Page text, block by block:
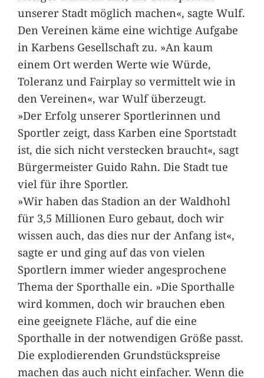
unserer Stadt möglich machen«, sagte Wulf.
Den Vereinen käme eine wichtige Aufgabe
in Karbens Gesellschaft zu. »An kaum
einem Ort werden Werte wie Würde,
Toleranz und Fairplay so vermittelt wie in
den Vereinen«, war Wulf überzeugt.
»Der Erfolg unserer Sportlerinnen und
Sportler zeigt, dass Karben eine Sportstadt
ist, die sich nicht verstecken braucht«, sagt
Bürgermeister Guido Rahn. Die Stadt tue
viel für ihre Sportler.
»Wir haben das Stadion an der Waldhohl
für 3,5 Millionen Euro gebaut, doch wir
wissen auch, das dies nur der Anfang ist«,
sagte er und ging auf das von vielen
Sportlern immer wieder angesprochene
Thema der Sporthalle ein. »Die Sporthalle
wird kommen, doch wir brauchen eben
eine geeignete Fläche, auf die eine
Sporthalle in der notwendigen Größe passt.
Die explodierenden Grundstückspreise
machen das auch nicht einfacher. Wenn die